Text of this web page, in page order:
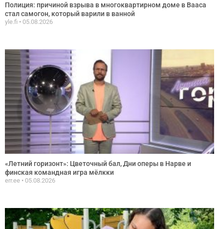
Полиция: причиной взрыва в многоквартирном доме в Вааса
стал самогон, который варили в ванной
yle.fi 05.08.2026
«Летний горизонт»: Цветочный бал, Дни оперы в Нарве и
финская командная игра мёлкки
err.ee 05.08.2026